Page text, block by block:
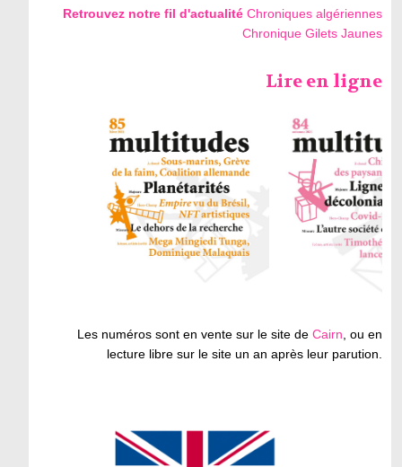
Retrouvez notre fil d'actualité Chroniques algériennes
Chronique Gilets Jaunes
Lire en ligne
Les numéros sont en vente sur le site deCairn, ou en
lecture libre sur le site un an après leur parution.